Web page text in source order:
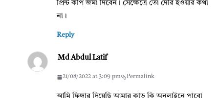
প্রিন্ট কপি জমা দিবেন। সেক্ষেত্রে তো দেরি হওয়ার কথা
না।
Reply
Md Abdul Latif
21/08/2022 at 3:09 pm Permalink
আমি ফিঙ্গার দিয়েছি আমার কাড কি অনলাইনে পাবো